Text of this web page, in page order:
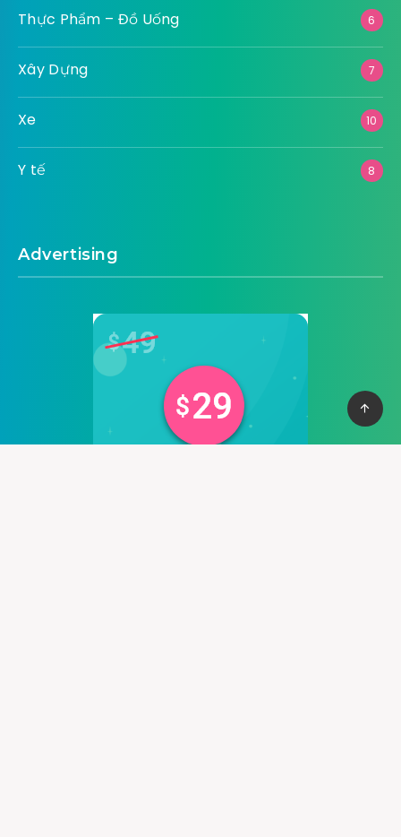
Thực Phẩm – Đồ Uống 6
Xây Dựng 7
Xe 10
Y tế 8
Advertising